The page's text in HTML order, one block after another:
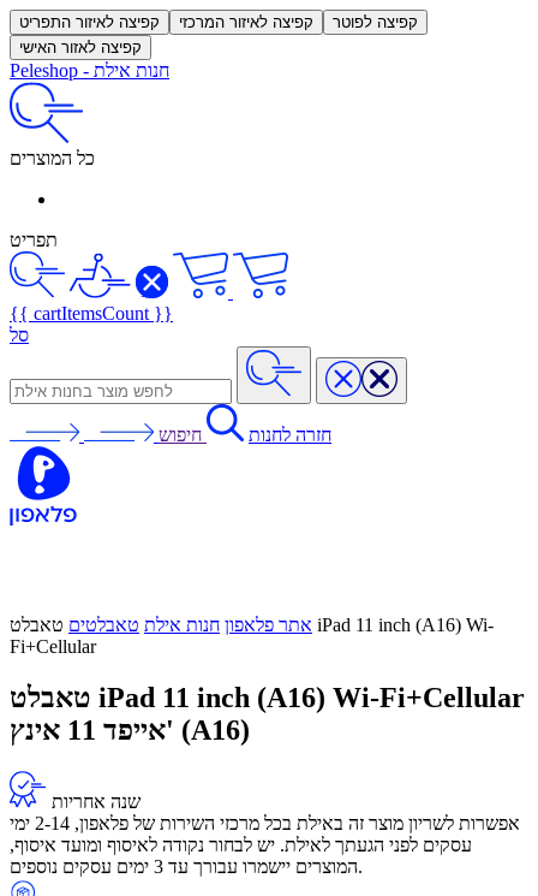
קפיצה לאיזור התפריט קפיצה לאיזור המרכזי
קפיצה לפוטר
קפיצה לאזור האישי
Peleshop - חנות אילת
כל המוצרים
תפריט
{{ cartItemsCount }}
סל
חזרה לחנות חיפוש
אתר פלאפון חנות אילת טאבלטים טאבלט iPad 11 inch (A16) Wi-
Fi+Cellular
טאבלט iPad 11 inch (A16) Wi-Fi+Cellular
אייפד 11 אינץ' (A16)
שנה אחריות
אפשרות לשריון מוצר זה באילת בכל מרכזי השירות של פלאפון, 2-14 ימי
עסקים לפני הגעתך לאילת. יש לבחור נקודה לאיסוף ומועד איסוף,
המוצרים יישמרו עבורך עד 3 ימים עסקים נוספים.